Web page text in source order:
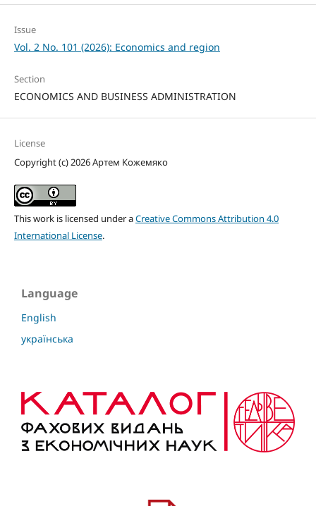
Issue
Vol. 2 No. 101 (2026): Economics and region
Section
ECONOMICS AND BUSINESS ADMINISTRATION
License
Copyright (c) 2026 Артем Кожемяко
This work is licensed under aCreative Commons Attribution 4.0
International License.
Language
English
українська